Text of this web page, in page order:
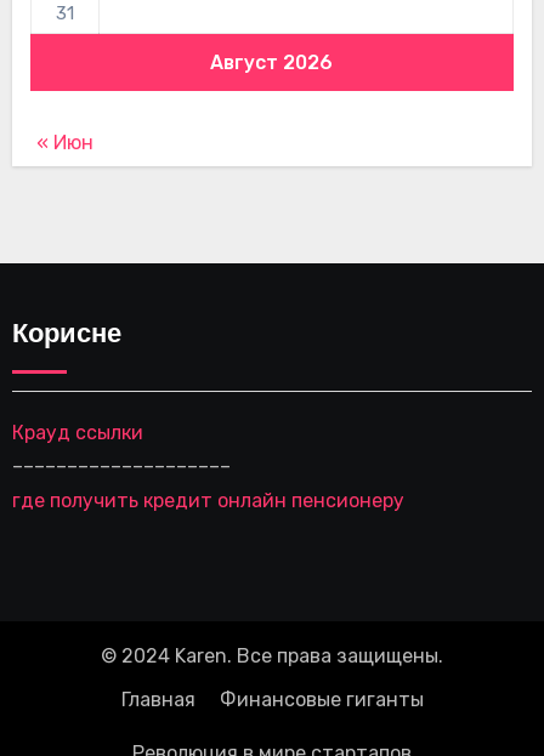
Август 2026
31
« Июн
Корисне
Крауд ссылки
––––––––––––––––––––
где получить кредит онлайн пенсионеру
© 2024 Karen. Все права защищены.
Главная
Финансовые гиганты